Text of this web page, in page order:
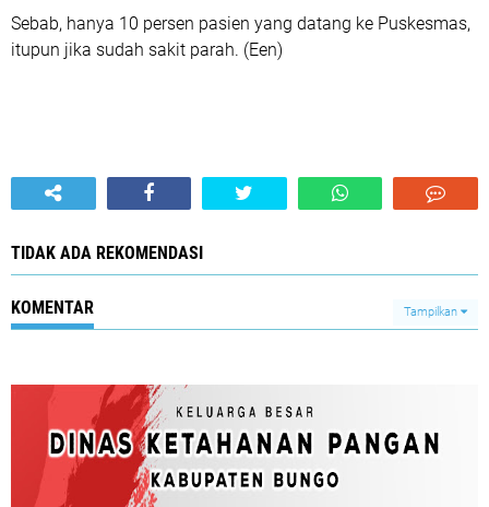
Sebab, hanya 10 persen pasien yang datang ke Puskesmas,
itupun jika sudah sakit parah. (Een)
TIDAK ADA REKOMENDASI
KOMENTAR Tampilkan